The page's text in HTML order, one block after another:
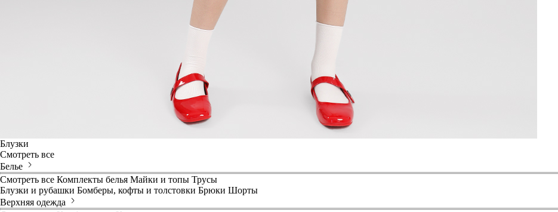
Блузки
Смотреть все
Белье
Смотреть все Комплекты белья Майки и топы Трусы
Блузки и рубашки Бомберы, кофты и толстовки Брюки Шорты
Верхняя одежда